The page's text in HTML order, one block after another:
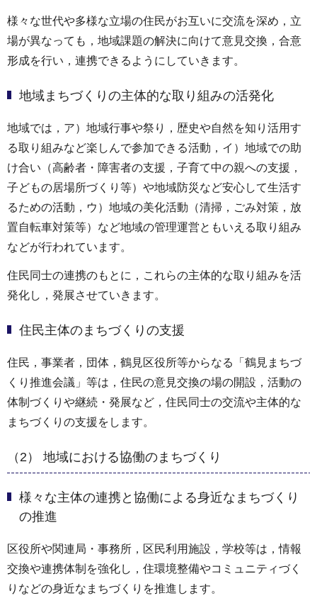
様々な世代や多様な立場の住民がお互いに交流を深め，立
場が異なっても，地域課題の解決に向けて意見交換，合意
形成を行い，連携できるようにしていきます。
地域まちづくりの主体的な取り組みの活発化
地域では，ア）地域行事や祭り，歴史や自然を知り活用す
る取り組みなど楽しんで参加できる活動，イ）地域での助
け合い（高齢者・障害者の支援，子育て中の親への支援，
子どもの居場所づくり等）や地域防災など安心して生活す
るための活動，ウ）地域の美化活動（清掃，ごみ対策，放
置自転車対策等）など地域の管理運営ともいえる取り組み
などが行われています。
住民同士の連携のもとに，これらの主体的な取り組みを活
発化し，発展させていきます。
住民主体のまちづくりの支援
住民，事業者，団体，鶴見区役所等からなる「鶴見まちづ
くり推進会議」等は，住民の意見交換の場の開設，活動の
体制づくりや継続・発展など，住民同士の交流や主体的な
まちづくりの支援をします。
（2） 地域における協働のまちづくり
様々な主体の連携と協働による身近なまちづくり
の推進
区役所や関連局・事務所，区民利用施設，学校等は，情報
交換や連携体制を強化し，住環境整備やコミュニティづく
りなどの身近なまちづくりを推進します。